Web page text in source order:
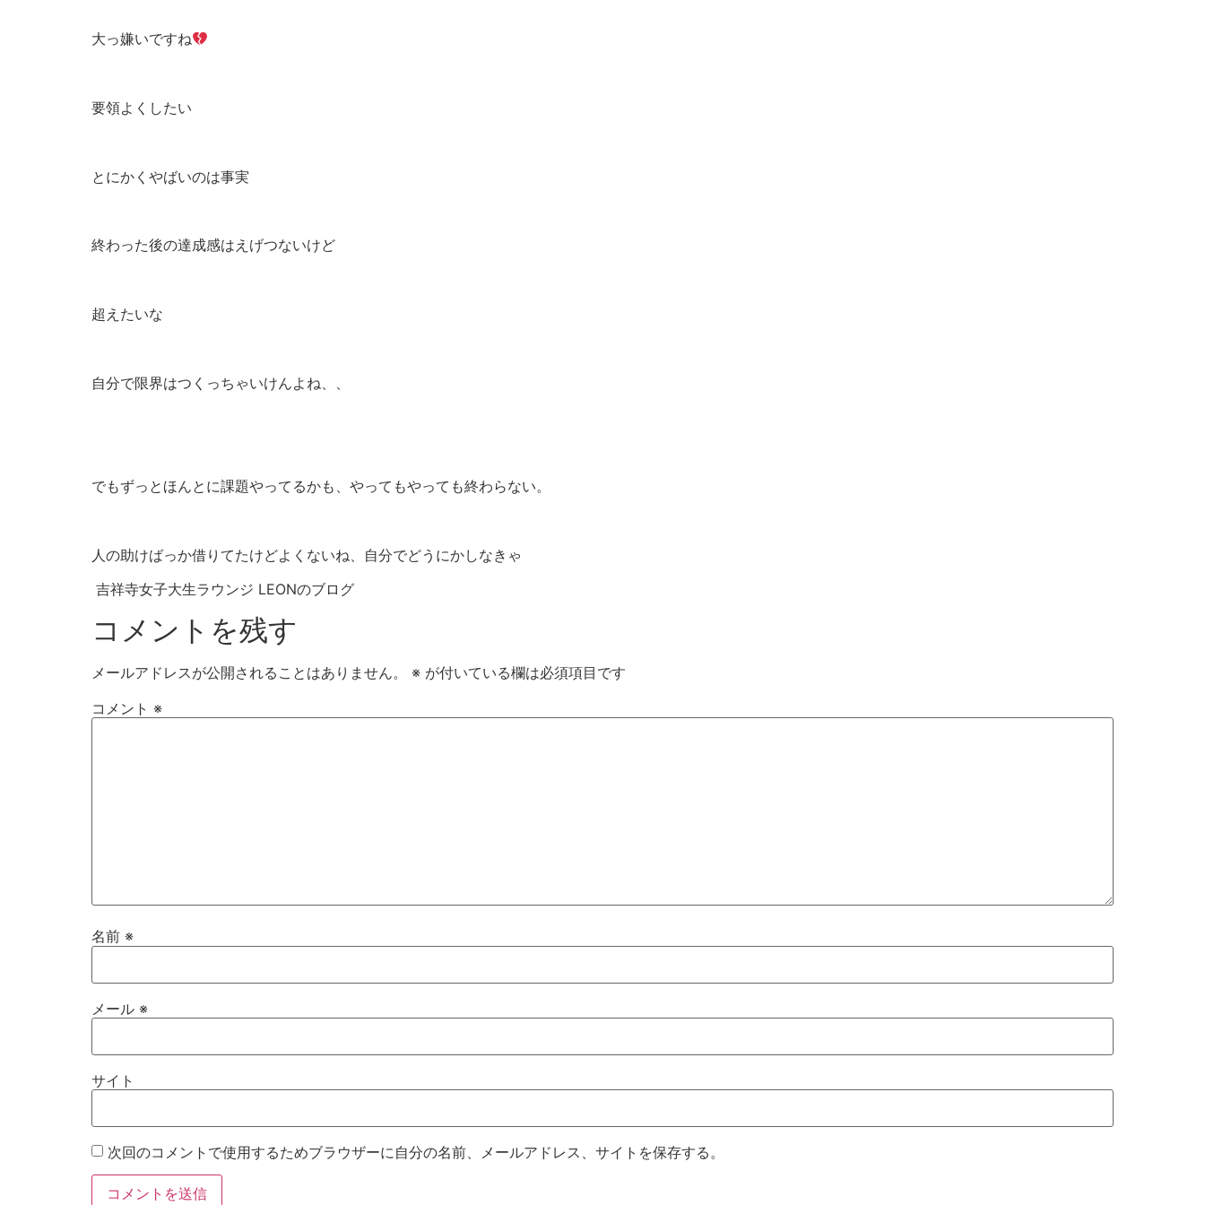
大っ嫌いですね
要領よくしたい
とにかくやばいのは事実
終わった後の達成感はえげつないけど
超えたいな
自分で限界はつくっちゃいけんよね、、
でもずっとほんとに課題やってるかも、やってもやっても終わらない。
人の助けばっか借りてたけどよくないね、自分でどうにかしなきゃ
吉祥寺女子大生ラウンジ LEONのブログ
コメントを残す
メールアドレスが公開されることはありません。 ※ が付いている欄は必須項目です
コメント ※
名前 ※
メール ※
サイト
次回のコメントで使用するためブラウザーに自分の名前、メールアドレス、サイトを保存する。